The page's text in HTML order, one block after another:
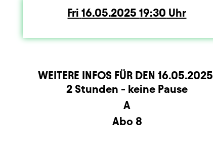
Fri Friday
16.05.202519:30 Uhr
WEITERE INFOS FÜR DEN 16.05.2025
2 Stunden - keine Pause
A
Abo 8